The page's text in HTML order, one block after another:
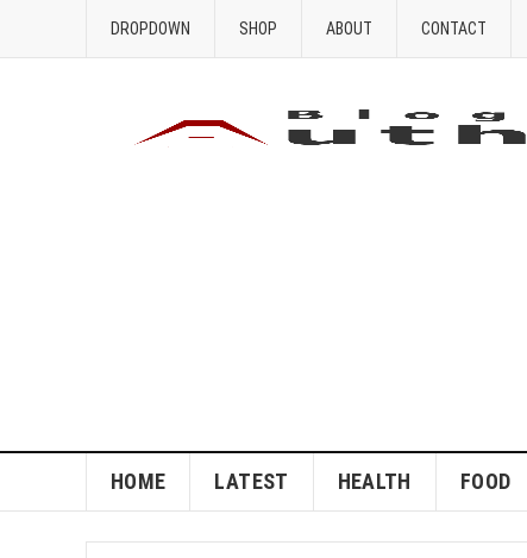
DROPDOWN SHOP ABOUT CONTACT
HOME LATEST HEALTH FOOD